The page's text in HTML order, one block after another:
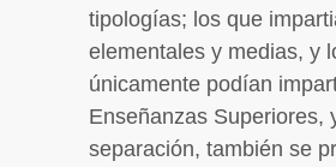
tipologías; los que
elementales y medias, y
únicamente podían
Enseñanzas Superiores,
separación, también se